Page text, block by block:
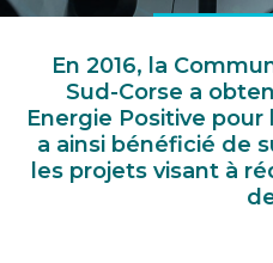
En 2016, la
Sud-Corse a
Energie Positive pour
a ainsi bénéficié de
les projets visant à